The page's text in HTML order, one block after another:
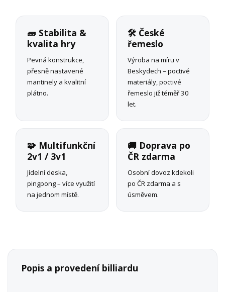
🧱 Stabilita &
kvalita hry
Pevná konstrukce,
přesně nastavené
mantinely a kvalitní
plátno.
🛠 České
řemeslo
Výroba na míru v
Beskydech – poctivé
materiály, poctivé
řemeslo již téměř 30
let.
🧩 Multifunkční
2v1 / 3v1
Jídelní deska,
pingpong – více využití
na jednom místě.
🚚 Doprava po
ČR zdarma
Osobní dovoz kdekoli
po ČR zdarma a s
úsměvem.
Popis a provedení billiardu